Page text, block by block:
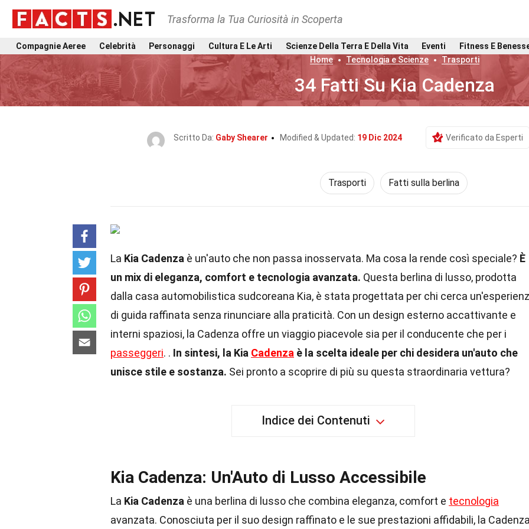
Trasforma la Tua Curiosità in Scoperta
Compagnie Aeree Celebrità Personaggi Cultura E Le Arti Scienze Della Terra E Della Vita Eventi
Fitness E
Home
Tecnologia e Scienze Trasporti
34 Fatti Su Kia Cadenza
Scritto Da: Gaby Shearer Modified & Updated: 19 Dic 2024 Verificato da Esperti
Trasporti Fatti sulla berlina
La Kia Cadenza è un'auto che non passa inosservata. Ma cosa la rende così speciale? È
un mix di eleganza, comfort e tecnologia avanzata. Questa berlina di lusso, prodotta
dalla casa automobilistica sudcoreana Kia, è stata progettata per chi cerca
di guida raffinata senza rinunciare alla praticità. Con un design esterno accattivante e
interni spaziosi, la Cadenza offre un viaggio piacevole sia per il conducente che per i
passeggeri. . In sintesi, la Kia Cadenza è la scelta ideale per chi desidera un'auto che
unisce stile e sostanza. Sei pronto a scoprire di più su questa straordinaria vettura?
Indice dei Contenuti
Kia Cadenza: Un'Auto di Lusso Accessibile
La Kia Cadenza è una berlina di lusso che combina eleganza, comfort e tecnologia
avanzata. Conosciuta per il suo design raffinato e le sue prestazioni affidabili, la